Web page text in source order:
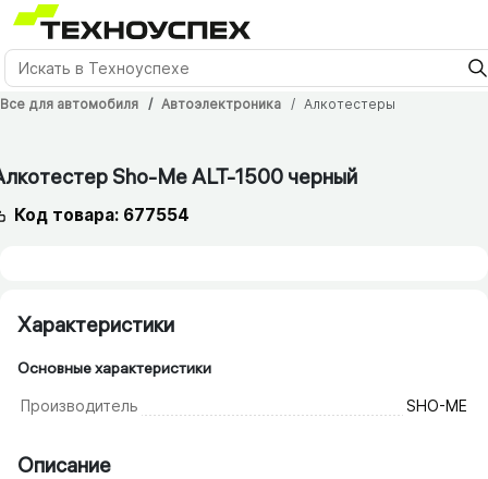
Все для автомобиля Автоэлектроника Алкотестеры
Sho-Me ALT-1500 черный
Код товара: 677554
Характеристики
Основные характеристики
Производитель SHO-ME
Описание